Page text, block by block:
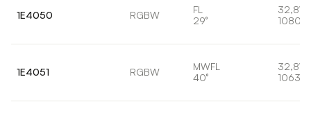
1E4050 RGBW
FL
29°
32,8W
1080lm
1E4051 RGBW
MWFL
40°
32,8W
1063lm